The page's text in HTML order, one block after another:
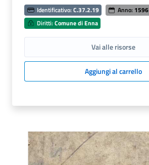
Identificativo: C.37.2.19 Anno: 1596
Diritti:Comune di Enna
Vai alle risorse
Aggiungi al carrello